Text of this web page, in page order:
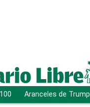
Aranceles de Trump